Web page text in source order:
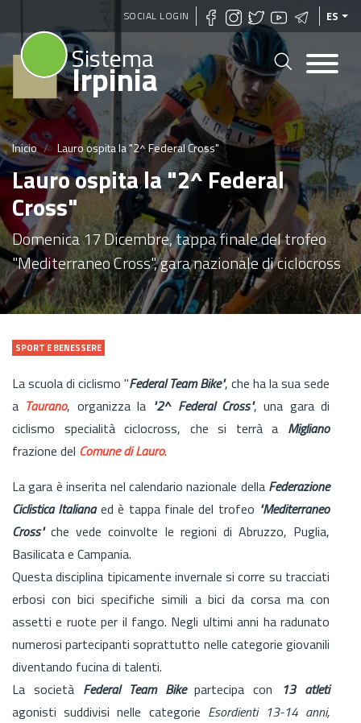
Pasar
al
contenido
principal
SOCIAL LOGIN ES
Sistema
Irpinia
Inicio Lauro ospita la "2^ Federal Cross"
Lauro ospita la "2^ Federal
Cross"
Domenica 17 Dicembre, tappa finale del trofeo
"Mediterraneo Cross", gara nazionale di ciclocross
SPORT E BENESSERE
La scuola di ciclismo "Federal Team Bike", che ha la sua sede
a Taurano, organizza la "2^ Federal Cross", una gara di
ciclismo specialità ciclocross, che si terrà a Migliano
frazione del Comune di Lauro.
La gara è inserita nel calendario nazionale della Federazione
Ciclistica Italianaed è tappa finale del trofeo "Mediterraneo
Cross"che vede coinvolte le regioni di Abruzzo, Puglia,
Basilicata e Campania.
Questa disciplina tipicamente invernale si corre su tracciati
erbosi con bici specifiche simili a bici da corsa ma con
assetti e ruote per il fango. Negli ultimi anni ha radunato
numerosi partecipanti soprattutto nelle categorie giovanili
diventando fucina di talenti.
La società Federal Team Bikepartecipa con
13 atleti
agonisti suddivisi nelle categorie Esordienti 13-14 anni,